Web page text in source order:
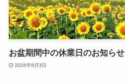
お盆期間中の休業日のお知らせ
2026年8月3日